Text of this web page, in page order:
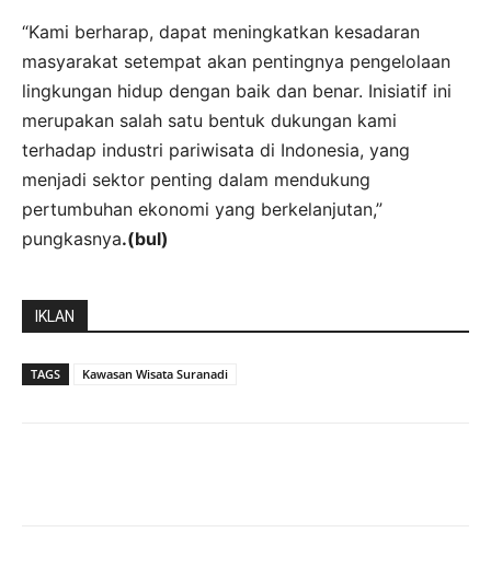
“Kami berharap, dapat meningkatkan kesadaran
masyarakat setempat akan pentingnya pengelolaan
lingkungan hidup dengan baik dan benar. Inisiatif ini
merupakan salah satu bentuk dukungan kami
terhadap industri pariwisata di Indonesia, yang
menjadi sektor penting dalam mendukung
pertumbuhan ekonomi yang berkelanjutan,”
pungkasnya.(bul)
IKLAN
TAGS Kawasan Wisata Suranadi